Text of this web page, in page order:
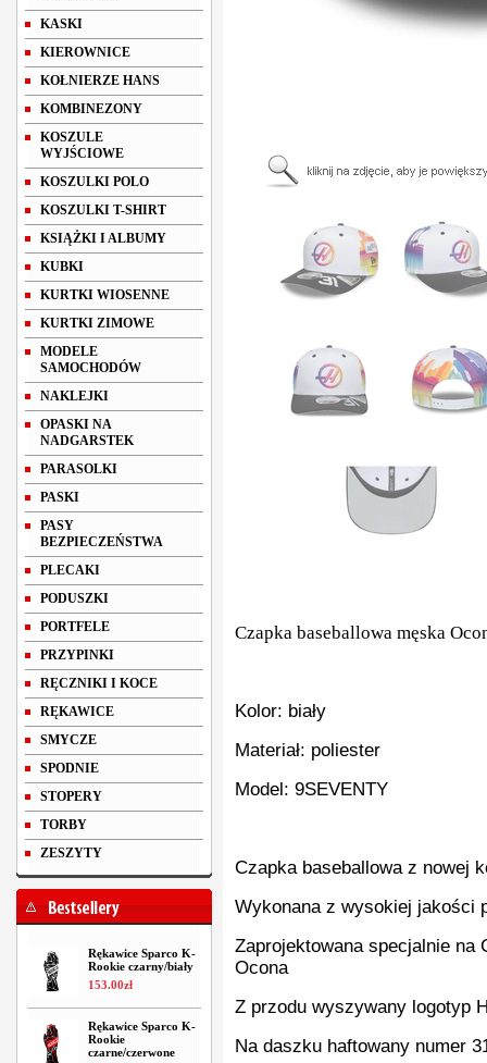
KASKI
KIEROWNICE
KOŁNIERZE HANS
KOMBINEZONY
KOSZULE
WYJŚCIOWE
KOSZULKI POLO
KOSZULKI T-SHIRT
KSIĄŻKI I ALBUMY
KUBKI
KURTKI WIOSENNE
KURTKI ZIMOWE
MODELE
SAMOCHODÓW
NAKLEJKI
OPASKI NA
NADGARSTEK
PARASOLKI
PASKI
PASY
BEZPIECZEŃSTWA
PLECAKI
PODUSZKI
PORTFELE
PRZYPINKI
RĘCZNIKI I KOCE
RĘKAWICE
SMYCZE
SPODNIE
STOPERY
TORBY
ZESZYTY
Rękawice Sparco K-
Rookie czarny/biały
153.00zł
Rękawice Sparco K-
Rookie
czarne/czerwone
Czapka baseballowa męska
Kolor: biały
Materiał: poliester
Model: 9SEVENTY
Czapka baseballowa z nowej
Wykonana z wysokiej jakości
Zaprojektowana specjalnie na
Ocona
Z przodu wyszywany logotyp
Na daszku haftowany numer